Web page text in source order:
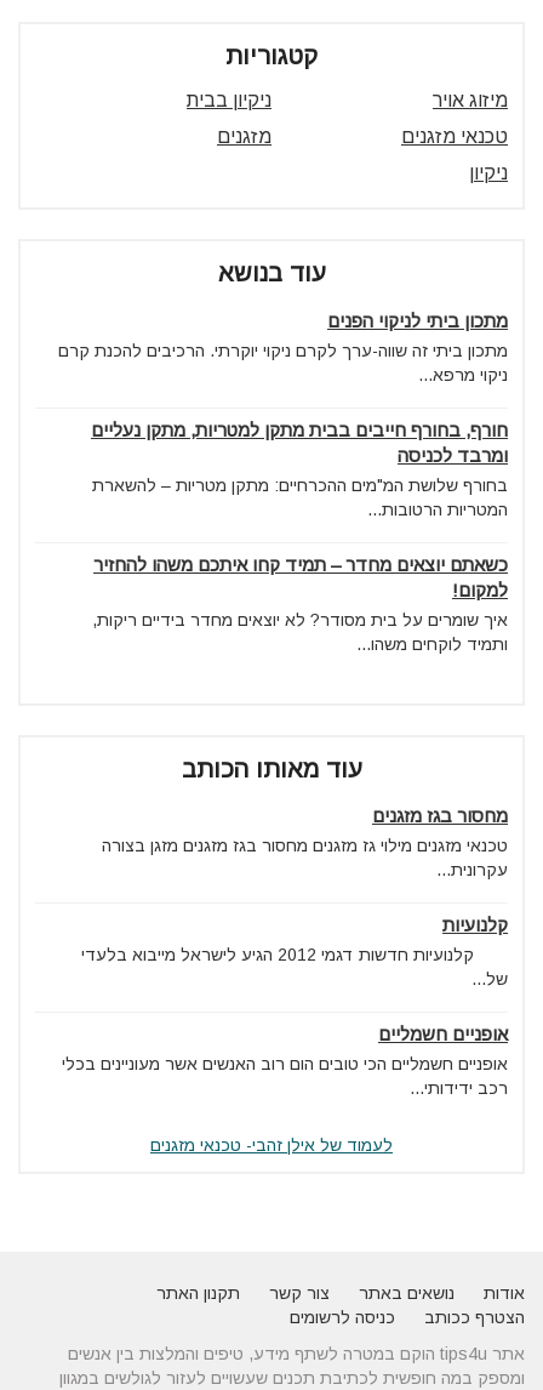
קטגוריות
מיזוג אויר
ניקיון בבית
טכנאי מזגנים
מזגנים
ניקיון
עוד בנושא
מתכון ביתי לניקוי הפנים
מתכון ביתי זה שווה-ערך לקרם ניקוי יוקרתי. הרכיבים להכנת קרם
ניקוי מרפא...
חורף, בחורף חייבים בבית מתקן למטריות, מתקן נעליים
ומרבד לכניסה
בחורף שלושת המ"מים ההכרחיים: מתקן מטריות – להשארת
המטריות הרטובות...
כשאתם יוצאים מחדר – תמיד קחו איתכם משהו להחזיר
למקום!
איך שומרים על בית מסודר? לא יוצאים מחדר בידיים ריקות,
ותמיד לוקחים משהו...
עוד מאותו הכותב
מחסור בגז מזגנים
טכנאי מזגנים מילוי גז מזגנים מחסור בגז מזגנים מזגן בצורה
עקרונית...
קלנועיות
קלנועיות חדשות דגמי 2012 הגיע לישראל מייבוא בלעדי
של...
אופניים חשמליים
אופניים חשמליים הכי טובים הום רוב האנשים אשר מעוניינים בכלי
רכב ידידותי...
לעמוד של אילן זהבי- טכנאי מזגנים
אודות נושאים באתר צור קשר
תקנון האתר
הצטרף ככותב
כניסה לרשומים
אתר tips4u הוקם במטרה לשתף מידע, טיפים והמלצות בין אנשים
ומספק במה חופשית לכתיבת תכנים שעשויים לעזור לגולשים במגוון